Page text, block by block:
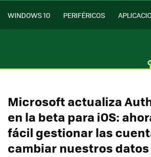
WINDOWS 10 PERIFÉRICOS
Microsoft actualiza
en la beta para iOS:
fácil gestionar las
cambiar nuestros datos